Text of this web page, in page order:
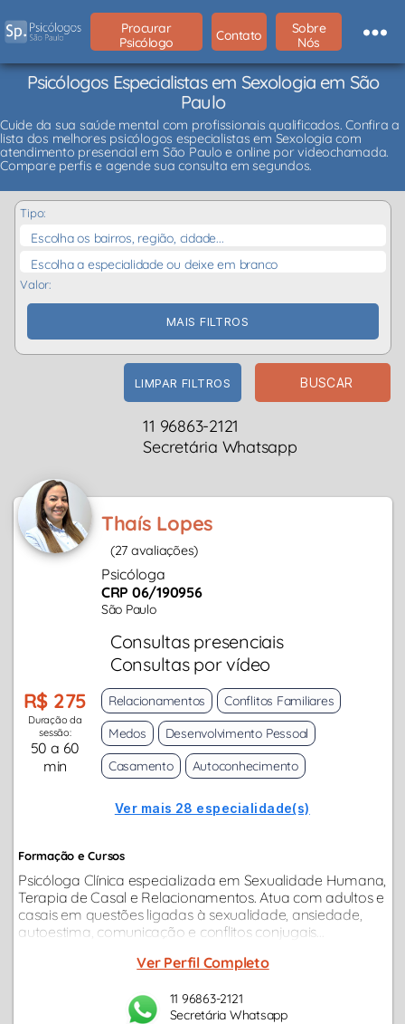
Procurar
Psicólogo
Contato
Sobre
Nós
Psicólogos Especialistas em Sexologia em São
Paulo
Cuide da sua saúde mental com profissionais qualificados. Confira a
lista dos melhores psicólogos especialistas em Sexologia com
atendimento presencial em São Paulo e online por videochamada.
Compare perfis e agende sua consulta em segundos.
Tipo:
Escolha os bairros, região, cidade...
Escolha a especialidade ou deixe em branco
Valor:
MAIS FILTROS
LIMPAR FILTROS BUSCAR
11 96863-2121
Secretária Whatsapp
Thaís Lopes
(27 avaliações)
Psicóloga
CRP 06/190956
São Paulo
Consultas presenciais
Consultas por vídeo
R$ 275
Duração da
sessão:
50 a 60
min
Relacionamentos
Conflitos Familiares
Medos
Desenvolvimento Pessoal
Casamento
Autoconhecimento
Ver mais 28 especialidade(s)
Formação e Cursos
Psicóloga Clínica especializada em Sexualidade Humana,
Terapia de Casal e Relacionamentos. Atua com adultos e
casais em questões ligadas à sexualidade, ansiedade,
autoestima, comunicação e conflitos conjugais...
Ver Perfil Completo
11 96863-2121
Secretária Whatsapp